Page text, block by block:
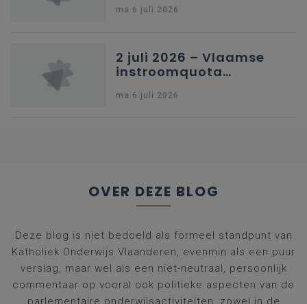
kleuteronderwijs
ma 6 juli 2026
2 juli 2026 – Vlaamse
instroomquota
federale RIZIV-
ma 6 juli 2026
OVER DEZE BLOG
Deze blog is niet bedoeld als formeel standpunt van
Katholiek Onderwijs Vlaanderen, evenmin als een puur
verslag, maar wel als een niet-neutraal, persoonlijk
commentaar op vooral ook politieke aspecten van de
parlementaire onderwijsactiviteiten, zowel in de